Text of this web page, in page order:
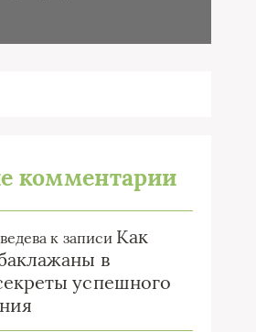
комментарии
к записи Как
в
успешного